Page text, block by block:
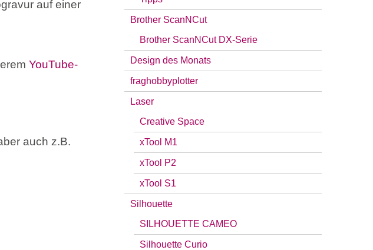
auf einer
YouTube-
auch z.B.
Brother ScanNCut
Brother ScanNCut DX-Serie
Design des Monats
fraghobbyplotter
Laser
Creative Space
xTool M1
xTool P2
xTool S1
Silhouette
SILHOUETTE CAMEO
Silhouette Curio